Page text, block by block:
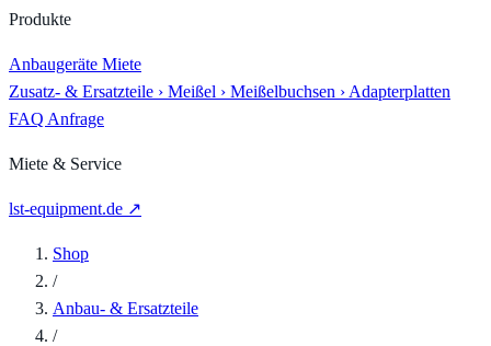
Produkte
Anbaugeräte Miete
Zusatz- & Ersatzteile › Meißel › Meißelbuchsen › Adapterplatten
FAQ Anfrage
Miete & Service
lst-equipment.de ↗
Shop
/
Anbau- & Ersatzteile
/